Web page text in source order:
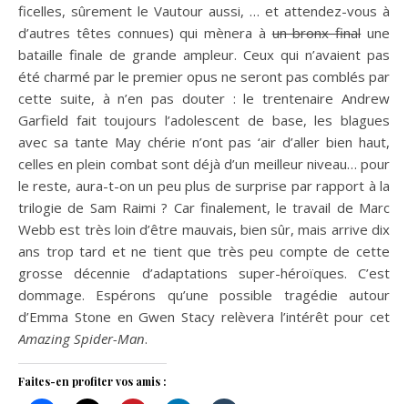
ficelles, sûrement le Vautour aussi, … et attendez-vous à
d’autres têtes connues) qui mènera àun bronx finalune
bataille finale de grande ampleur. Ceux qui n’avaient pas
été charmé par le premier opus ne seront pas comblés par
cette suite, à n’en pas douter : le trentenaire Andrew
Garfield fait toujours l’adolescent de base, les blagues
avec sa tante May chérie n’ont pas ‘air d’aller bien haut,
celles en plein combat sont déjà d’un meilleur niveau… pour
le reste, aura-t-on un peu plus de surprise par rapport à la
trilogie de Sam Raimi ? Car finalement, le travail de Marc
Webb est très loin d’être mauvais, bien sûr, mais arrive dix
ans trop tard et ne tient que très peu compte de cette
grosse décennie d’adaptations super-héroïques. C’est
dommage. Espérons qu’une possible tragédie autour
d’Emma Stone en Gwen Stacy relèvera l’intérêt pour cet
Amazing Spider-Man.
Faites-en profiter vos amis :